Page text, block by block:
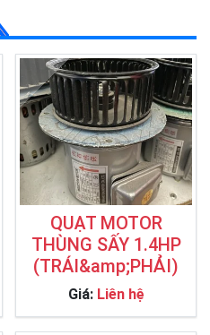
QUẠT MOTOR
THÙNG SẤY 1.4HP
(TRÁI&amp;PHẢI)
Giá: Liên hệ